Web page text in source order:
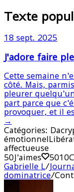
Texte
18 sept. 2025
J'adore faire
Cette semaine
côté. Mais,
pleurer
part parce que
provoquer, et il
→
Catégories:
émotionnel
affectueuse
50J'aimes 5010
Gabrielle L/
dominatrice/